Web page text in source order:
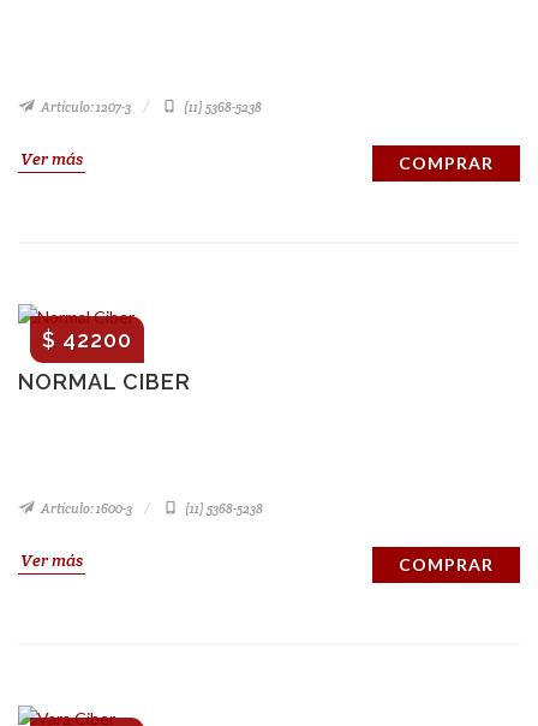
Artículo: 1207-3 (11) 5368-5238
Ver más COMPRAR
NORMAL CIBER
$ 42200
Artículo: 1600-3 (11) 5368-5238
Ver más COMPRAR